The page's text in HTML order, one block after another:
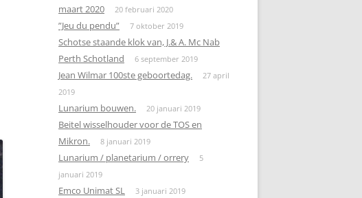
maart 2020
20 februari 2020
”Jeu du pendu” 7 oktober 2019
Schotse staande klok van, J.& A. Mc Nab
Perth Schotland
6 september 2019
Jean Wilmar 100ste geboortedag.
27 april
2019
Lunarium bouwen. 20 januari 2019
Beitel wisselhouder voor de TOS en
Mikron.
8 januari 2019
Lunarium / planetarium / orrery
5
januari 2019
Emco Unimat SL 3 januari 2019